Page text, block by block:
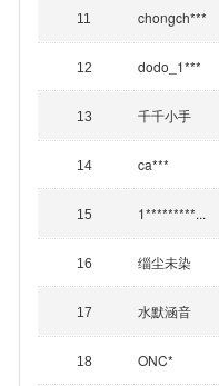
11 chongch***
12 dodo_1***
13 千千小手
14 ca***
15 1*********...
16 缁尘未染
17 水默涵音
18 ONC*